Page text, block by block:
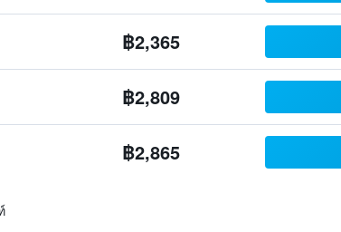
฿2,365
฿2,809
฿2,865